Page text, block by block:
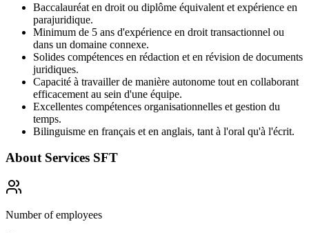
Baccalauréat en droit ou diplôme équivalent et expérience en
parajuridique.
Minimum de 5 ans d'expérience en droit transactionnel ou
dans un domaine connexe.
Solides compétences en rédaction et en révision de documents
juridiques.
Capacité à travailler de manière autonome tout en collaborant
efficacement au sein d'une équipe.
Excellentes compétences organisationnelles et gestion du
temps.
Bilinguisme en français et en anglais, tant à l'oral qu'à l'écrit.
About Services SFT
Number of employees